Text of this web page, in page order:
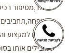
שמולו ,מסיפור
המשפחה,תחביבים
תשוקתו למקצוע
שמובילים אותו